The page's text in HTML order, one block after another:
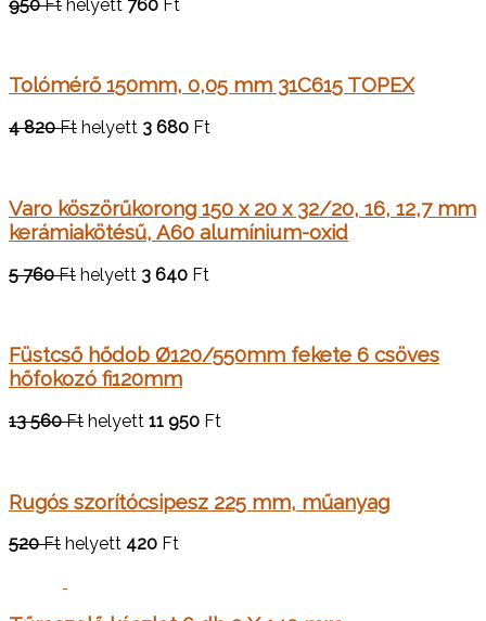
950 Ft helyett 760 Ft
Tolómérő 150mm, 0,05 mm 31C615 TOPEX
4 820 Ft helyett 3 680 Ft
Varo köszörűkorong 150 x 20 x 32/20, 16, 12,7 mm
kerámiakötésű, A60 alumínium-oxid
5 760 Ft helyett 3 640 Ft
Füstcső hődob Ø120/550mm fekete 6 csöves
hőfokozó fi120mm
13 560 Ft helyett 11 950 Ft
Rugós szorítócsipesz 225 mm, műanyag
520 Ft helyett 420 Ft